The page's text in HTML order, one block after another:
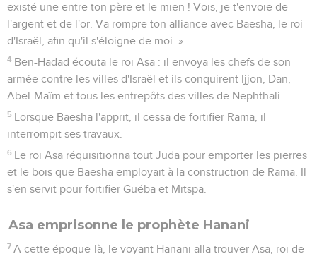
existé une entre ton père et le mien ! Vois, je t'envoie de
l'argent et de l'or. Va rompre ton alliance avec Baesha, le roi
d'Israël, afin qu'il s'éloigne de moi. »
4 Ben-Hadad écouta le roi Asa : il envoya les chefs de son
armée contre les villes d'Israël et ils conquirent Ijjon, Dan,
Abel-Maïm et tous les entrepôts des villes de Nephthali.
5 Lorsque Baesha l'apprit, il cessa de fortifier Rama, il
interrompit ses travaux.
6 Le roi Asa réquisitionna tout Juda pour emporter les pierres
et le bois que Baesha employait à la construction de Rama. Il
s'en servit pour fortifier Guéba et Mitspa.
Asa emprisonne le prophète Hanani
7 A cette époque-là, le voyant Hanani alla trouver Asa, roi de